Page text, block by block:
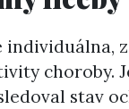
individuálna,
choroby.
stav